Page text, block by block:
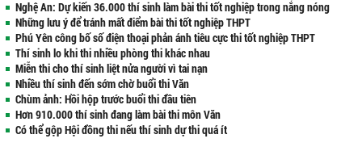
Nghệ An: Dự kiến 36.000 thí sinh làm bài thi tốt nghiệp trong nắng nóng
Những lưu ý để tránh mất điểm bài thi tốt nghiệp THPT
Phú Yên công bố số điện thoại phản ánh tiêu cực thi tốt nghiệp THPT
Thí sinh lo khi thi nhiều phòng thi khác nhau
Miễn thi cho thí sinh liệt nửa người vì tai nạn
Nhiều thí sinh đến sớm chờ buổi thi Văn
Chùm ảnh: Hồi hộp trước buổi thi đầu tiên
Hơn 910.000 thí sinh đang làm bài thi môn Văn
Có thể gộp Hội đồng thi nếu thí sinh dự thi quá ít